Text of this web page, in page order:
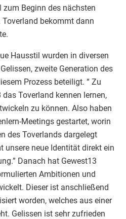
Beginn des nächsten
bekommt dann
Hausstil wurden in diversen
zweite Generation des
Prozess beteiligt. “ Zu
Toverland kennen lernen,
zu können. Also haben
Meetings gestartet, worin
des Toverlands dargelegt
unsere neue Identität direkt ein
Danach hat Gewest13
Ambitionen und
Dieser ist anschließend
worden, welches aus einer
Gelissen ist sehr zufrieden